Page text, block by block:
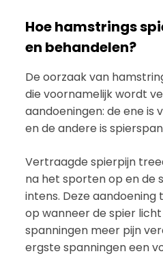
Hoe hamstrings
en behandelen?
De oorzaak van
die voornamelijk wordt
aandoeningen: de ene is
en de andere is
Vertraagde spierpijn
na het sporten op en de
intens. Deze
op wanneer de spier
spanningen meer pijn
ergste spanningen een